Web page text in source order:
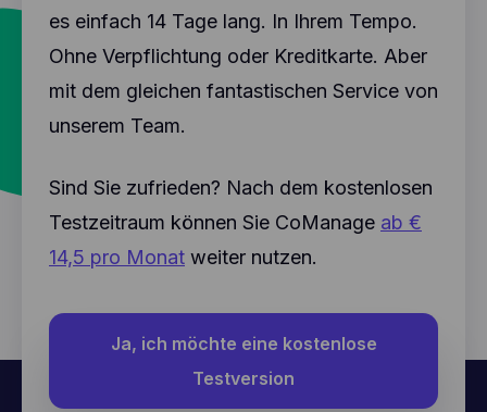
es einfach 14 Tage lang. In Ihrem Tempo.
Ohne Verpflichtung oder Kreditkarte. Aber
mit dem gleichen fantastischen Service von
unserem Team.
Sind Sie zufrieden? Nach dem kostenlosen
Testzeitraum können Sie CoManage ab €
14,5 pro Monat weiter nutzen.
Ja, ich möchte eine kostenlose
Testversion